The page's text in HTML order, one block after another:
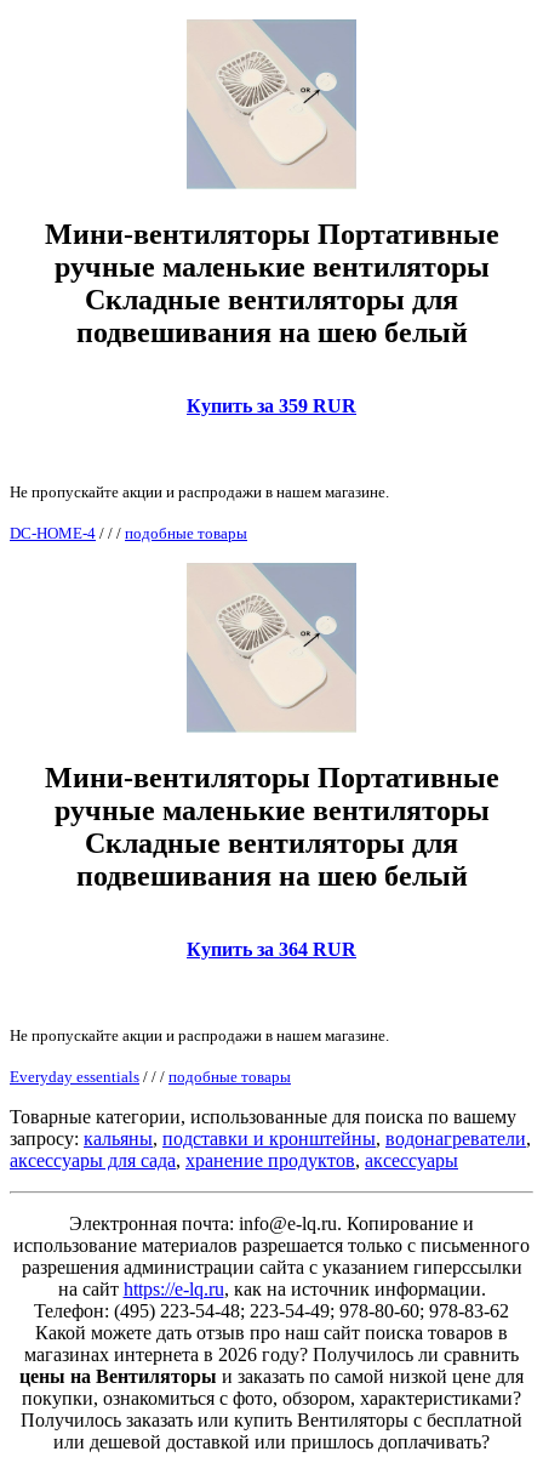
Мини-вентиляторы Портативные
ручные маленькие вентиляторы
Складные вентиляторы для
подвешивания на шею белый
Купить за 359 RUR
Не пропускайте акции и распродажи в нашем магазине.
DC-HOME-4 / / / подобные товары
Мини-вентиляторы Портативные
ручные маленькие вентиляторы
Складные вентиляторы для
подвешивания на шею белый
Купить за 364 RUR
Не пропускайте акции и распродажи в нашем магазине.
Everyday essentials / / / подобные товары
Товарные категории, использованные для поиска по вашему
запросу: кальяны, подставки и кронштейны, водонагреватели,
аксессуары для сада, хранение продуктов, аксессуары
Электронная почта: info@e-lq.ru. Копирование и
использование материалов разрешается только с письменного
разрешения администрации сайта с указанием гиперссылки
на сайт https://e-lq.ru, как на источник информации.
Телефон: (495) 223-54-48; 223-54-49; 978-80-60; 978-83-62
Какой можете дать отзыв про наш сайт поиска товаров в
магазинах интернета в 2026 году? Получилось ли сравнить
цены на Вентиляторы и заказать по самой низкой цене для
покупки, ознакомиться с фото, обзором, характеристиками?
Получилось заказать или купить Вентиляторы с бесплатной
или дешевой доставкой или пришлось доплачивать?